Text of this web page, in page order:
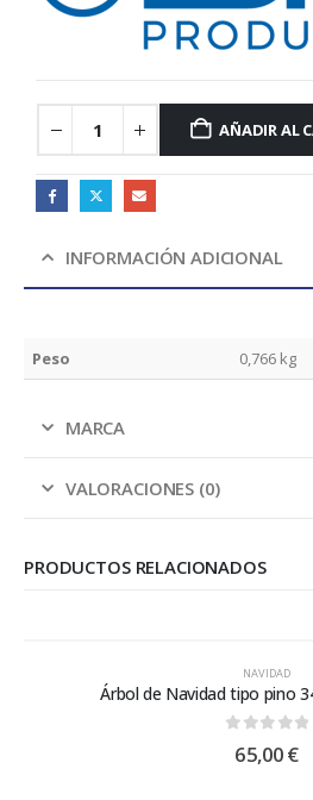
AÑADIR AL
INFORMACIÓN ADICIONAL
Peso 0,766 kg
MARCA
VALORACIONES (0)
PRODUCTOS RELACIONADOS
NAVIDAD
Árbol de Navidad tipo pino
65,00€